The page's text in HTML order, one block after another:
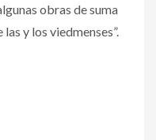
obras de suma
y los viedmenses”.